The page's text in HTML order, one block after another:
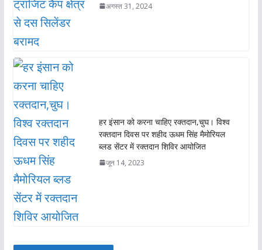
अगस्त 31, 2024
हर इंसान को करना चाहिए रक्तदान,चुघ। विश्व
रक्तदान दिवस पर शहीद ऊधम सिंह मैमोरियल
ब्लड सेंटर में रक्तदान शिविर आयोजित
जून 14, 2023